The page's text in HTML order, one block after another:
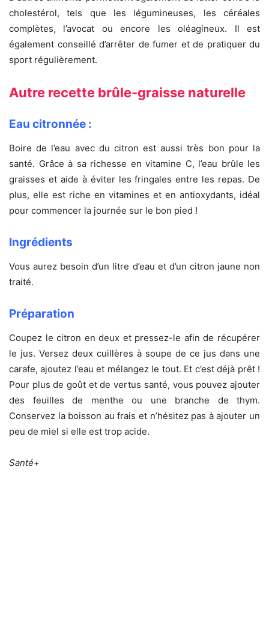
cholestérol, tels que les légumineuses, les céréales
complètes, l’avocat ou encore les oléagineux. Il est
également conseillé d’arrêter de fumer et de pratiquer du
sport régulièrement.
Autre recette brûle-graisse naturelle
Eau citronnée :
Boire de l’eau avec du citron est aussi très bon pour la
santé. Grâce à sa richesse en vitamine C, l’eau brûle les
graisses et aide à éviter les fringales entre les repas. De
plus, elle est riche en vitamines et en antioxydants, idéal
pour commencer la journée sur le bon pied !
Ingrédients
Vous aurez besoin d’un litre d’eau et d’un citron jaune non
traité.
Préparation
Coupez le citron en deux et pressez-le afin de récupérer
le jus. Versez deux cuillères à soupe de ce jus dans une
carafe, ajoutez l’eau et mélangez le tout. Et c’est déjà prêt !
Pour plus de goût et de vertus santé, vous pouvez ajouter
des feuilles de menthe ou une branche de thym.
Conservez la boisson au frais et n’hésitez pas à ajouter un
peu de miel si elle est trop acide.
Santé+